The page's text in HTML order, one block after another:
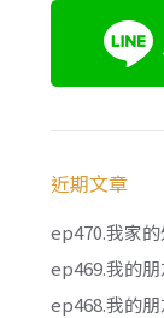
近期文章
ep470.我家
ep469.我的
ep468.我的